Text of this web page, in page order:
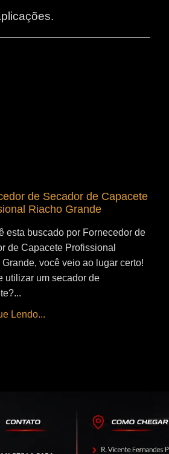
de Secador de Capacete
Riacho Grande
esta buscado por Fornecedor de
de Capacete Profissional
Grande, você veio ao lugar certo!
utilizar um secador de
Lendo...